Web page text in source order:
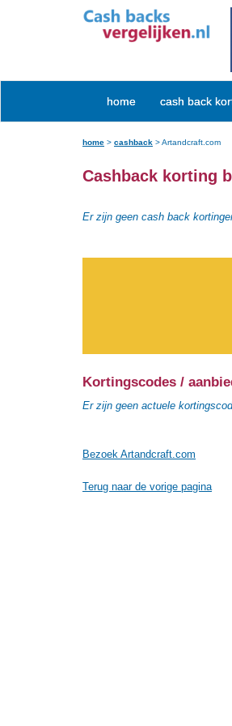
home cash back
home > cashback >Artandcraft.com
Cashback korting
Er zijn geen cash back
Kortingscodes /
Er zijn geen actuele
Bezoek Artandcraft.com
Terug naar de vorige pagina